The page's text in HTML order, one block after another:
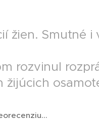
žien. Smutné i
rozvinul